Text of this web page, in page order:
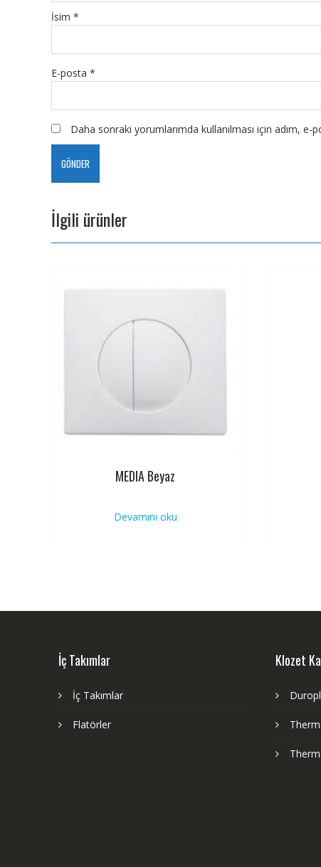
İsim *
E-posta *
Daha sonraki yorumlarımda kullanılması için adım,
İlgili ürünler
MEDIA Beyaz
Devamını oku
İç Takımlar
İç Takımlar
Flatörler
Klozet